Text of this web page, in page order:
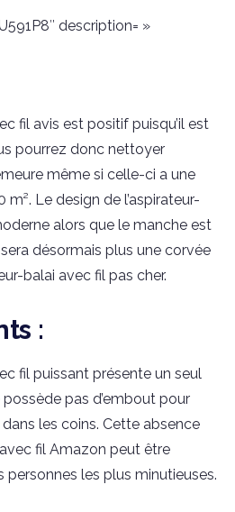
description= »
fil avis est positif puisqu’il est
pourrez donc nettoyer
même si celle-ci a une
Le design de l’aspirateur-
alors que le manche est
désormais plus une corvée
balai avec fil pas cher.
:
fil puissant présente un seul
pas d’embout pour
les coins. Cette absence
fil Amazon peut être
les plus minutieuses.